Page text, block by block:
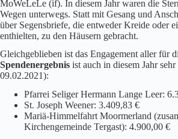
MoWeLeLe (if). In diesem Jahr waren die
Wegen unterwegs. Statt mit Gesang und
über Segensbriefe, die entweder Kreide oder
enthielten, zu den Häusern gebracht.
Gleichgeblieben ist das Engagement aller für
Spendenergebnis ist auch in diesem Jahr
09.02.2021):
Pfarrei Seliger Hermann Lange Leer:
St. Joseph Weener: 3.409,83 €
Mariä-Himmelfahrt Moormerland
Kirchengemeinde Tergast): 4.900,00 €